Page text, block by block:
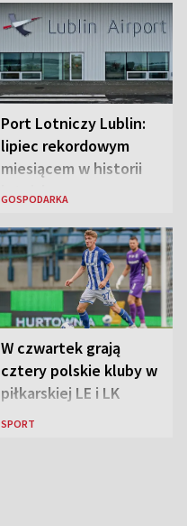
Port Lotniczy Lublin:
lipiec rekordowym
miesiącem w historii
lotniska
GOSPODARKA
W czwartek grają
cztery polskie kluby w
piłkarskiej LE i LK
SPORT